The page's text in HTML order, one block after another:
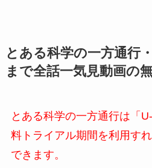
とある科学の一方通行
まで全話一気見動画の
とある科学の一方通行は「
料トライアル期間を利用す
できます。